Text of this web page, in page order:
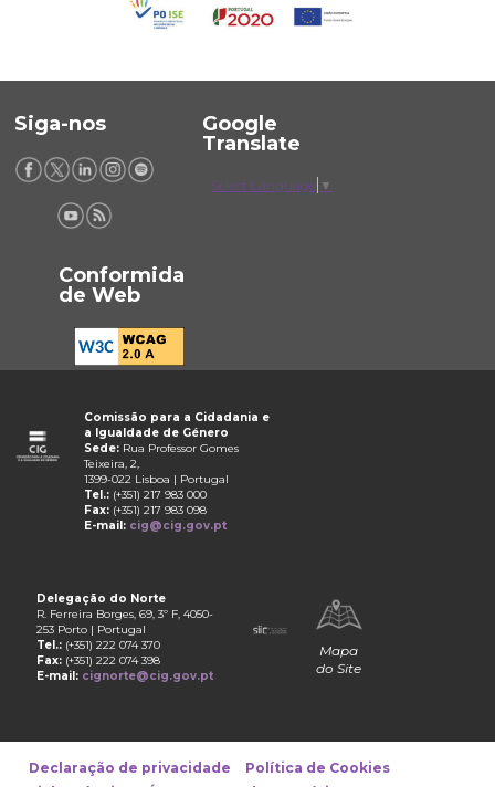
Siga-nos
Google
Translate
Select Language ▼
Conformida
de Web
Comissão para a Cidadania e
a Igualdade de Género
Sede: Rua Professor Gomes
Teixeira, 2,
1399-022 Lisboa | Portugal
Tel.: (+351) 217 983 000
Fax: (+351) 217 983 098
E-mail: cig@cig.gov.pt
Delegação do Norte
R. Ferreira Borges, 69, 3º F, 4050-
253 Porto | Portugal
Tel.: (+351) 222 074 370
Fax: (+351) 222 074 398
E-mail: cignorte@cig.gov.pt
Mapa
do Site
Declaração de privacidade
Política de Cookies